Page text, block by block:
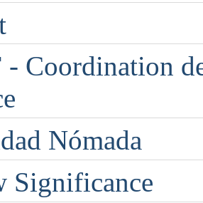
Coordination
Nómada
Significance